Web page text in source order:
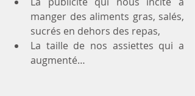
manger des aliments gras, salés,
sucrés en dehors des repas,
La taille de nos assiettes qui a
augmenté…